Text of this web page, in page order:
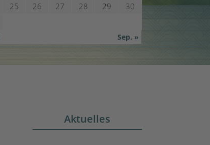
25 26 27 28 29
30
Sep. »
Aktuelles